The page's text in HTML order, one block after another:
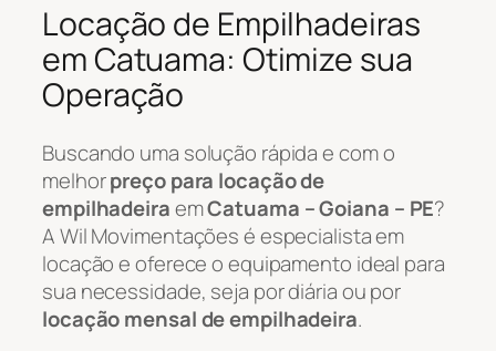
Locação de Empilhadeiras
em Catuama: Otimize sua
Operação
Buscando uma solução rápida e com o
melhorpreço para locação de
empilhadeiraemCatuama – Goiana – PE?
A Wil Movimentações é especialista em
locação e oferece o equipamento ideal para
sua necessidade, seja por diária ou por
locação mensal de empilhadeira.